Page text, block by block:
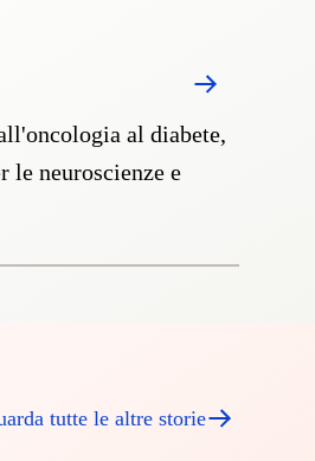
al diabete,
le neuroscienze e
tutte le altre storie